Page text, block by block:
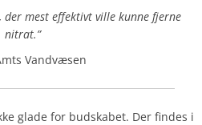
der mest effektivt ville kunne fjerne
nitrat.”
Vandvæsen
glade for budskabet. Der findes i